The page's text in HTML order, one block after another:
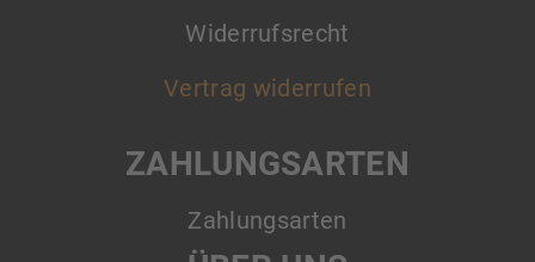
Widerrufsrecht
Vertrag widerrufen
ZAHLUNGSARTEN
Zahlungsarten